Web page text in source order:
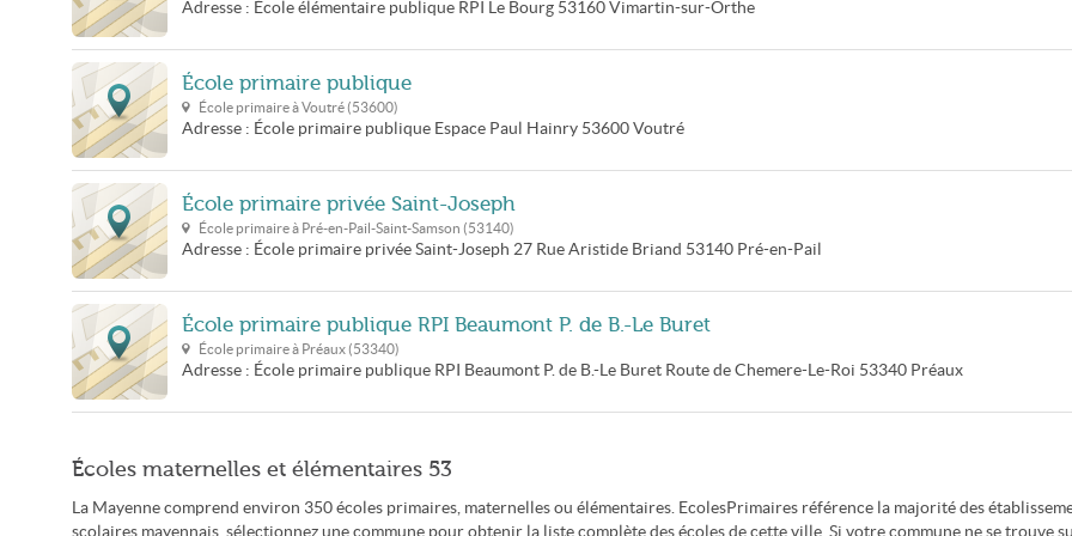
Adresse : École élémentaire publique RPI Le Bourg 53160 Vimartin-sur-Orthe
École primaire publique
École primaire àVoutré (53600)
Adresse : École primaire publique Espace Paul Hainry 53600 Voutré
École primaire privée Saint-Joseph
École primaire à Pré-en-Pail-Saint-Samson (53140)
Adresse : École primaire privée Saint-Joseph 27 Rue Aristide Briand 53140 Pré-en-Pail
École primaire publique RPI Beaumont P. de B.-Le Buret
École primaire à Préaux (53340)
Adresse : École primaire publique RPI Beaumont P. de B.-Le Buret Route de Chemere-Le-Roi 53340 Préaux
Écoles maternelles et élémentaires 53
La Mayenne comprend environ 350 écoles primaires, maternelles ou élémentaires. EcolesPrimaires référence la majorité des
scolaires mayennais, sélectionnez une commune pour obtenir la liste complète des écoles de cette ville. Si votre commune ne se trouve